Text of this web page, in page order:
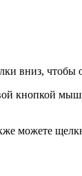
вниз, чтобы
кнопкой
можете